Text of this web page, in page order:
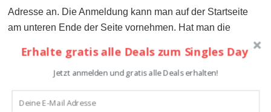
Adresse an. Die Anmeldung kann man auf der Startseite
am unteren Ende der Seite vornehmen. Hat man die
Angebote, sondern auch einen 10 Prozent-Gutschein für
den nächsten Einkauf im Online-Shop. Den Gutscheincode
kann man dann bei der nächsten Bestellung einfach
während des Bestellvorgangs eingeben. Der Rabatt wird
Erhalte gratis alle Deals zum Singles Day
Jetzt anmelden und gratis alle Deals erhalten!